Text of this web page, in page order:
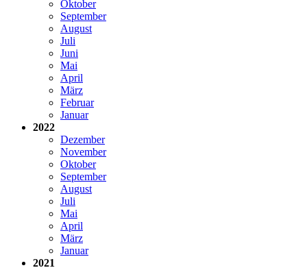
Oktober
September
August
Juli
Juni
Mai
April
März
Februar
Januar
2022
Dezember
November
Oktober
September
August
Juli
Mai
April
März
Januar
2021